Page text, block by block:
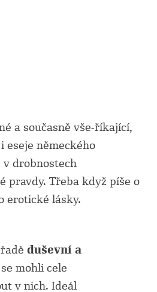
a současně vše-říkající,
eseje německého
drobnostech
pravdy. Třeba když píše o
erotické lásky.
duševní a
mohli cele
v nich. Ideál